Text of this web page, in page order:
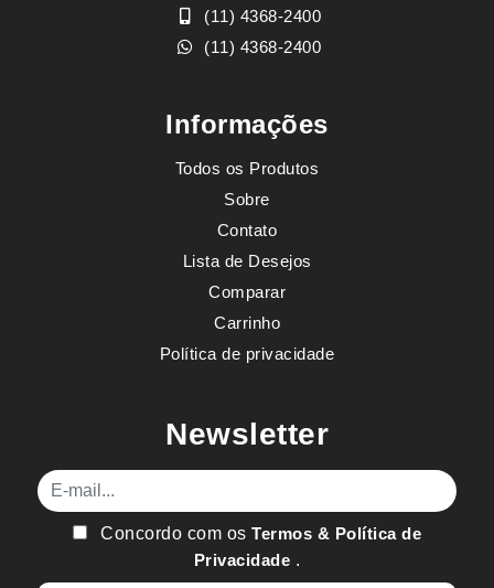
(11) 4368-2400
(11) 4368-2400
Informações
Todos os Produtos
Sobre
Contato
Lista de Desejos
Comparar
Carrinho
Política de privacidade
Newsletter
E-mail
Concordo com osTermos & Política de
Privacidade .